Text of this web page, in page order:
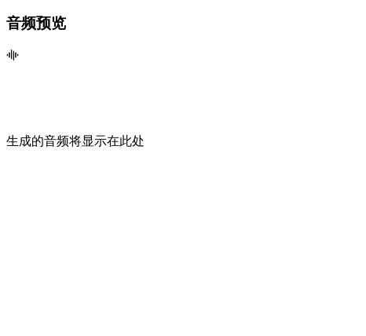
音频预览
生成的音频将显示在此处